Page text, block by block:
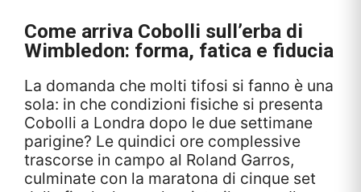
Come arriva Cobolli sull’erba di
Wimbledon: forma, fatica e fiducia
La domanda che molti tifosi si fanno è una
sola: in che condizioni fisiche si presenta
Cobolli a Londra dopo le due settimane
parigine? Le quindici ore complessive
trascorse in campo al Roland Garros,
culminate con la maratona di cinque set